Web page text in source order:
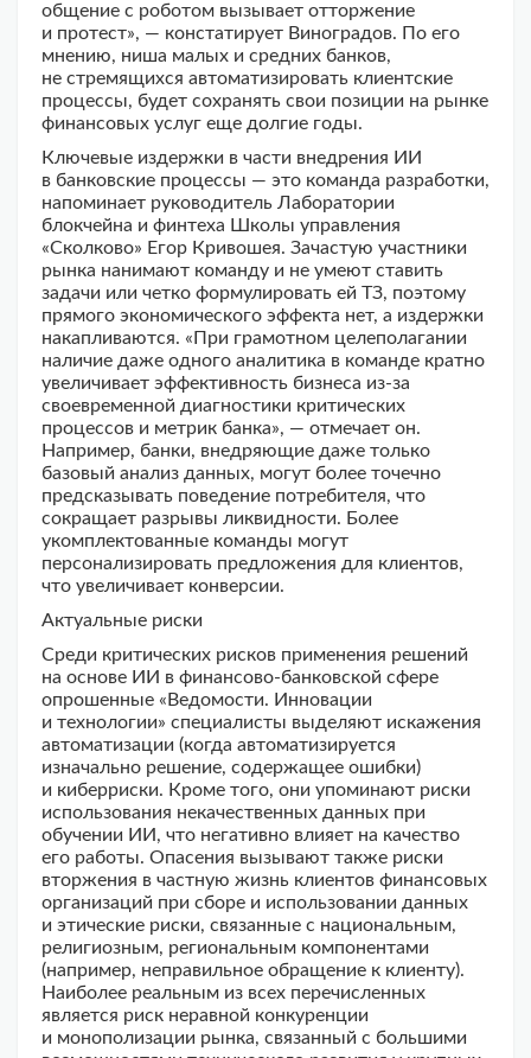
общение с роботом вызывает отторжение
и протест», — констатирует Виноградов. По его
мнению, ниша малых и средних банков,
не стремящихся автоматизировать клиентские
процессы, будет сохранять свои позиции на рынке
финансовых услуг еще долгие годы.
Ключевые издержки в части внедрения ИИ
в банковские процессы — это команда разработки,
напоминает руководитель Лаборатории
блокчейна и финтеха Школы управления
«Сколково» Егор Кривошея. Зачастую участники
рынка нанимают команду и не умеют ставить
задачи или четко формулировать ей ТЗ, поэтому
прямого экономического эффекта нет, а издержки
накапливаются. «При грамотном целеполагании
наличие даже одного аналитика в команде кратно
увеличивает эффективность бизнеса из-за
своевременной диагностики критических
процессов и метрик банка», — отмечает он.
Например, банки, внедряющие даже только
базовый анализ данных, могут более точечно
предсказывать поведение потребителя, что
сокращает разрывы ликвидности. Более
укомплектованные команды могут
персонализировать предложения для клиентов,
что увеличивает конверсии.
Актуальные риски
Среди критических рисков применения решений
на основе ИИ в финансово-банковской сфере
опрошенные «Ведомости. Инновации
и технологии» специалисты выделяют искажения
автоматизации (когда автоматизируется
изначально решение, содержащее ошибки)
и киберриски. Кроме того, они упоминают риски
использования некачественных данных при
обучении ИИ, что негативно влияет на качество
его работы. Опасения вызывают также риски
вторжения в частную жизнь клиентов финансовых
организаций при сборе и использовании данных
и этические риски, связанные с национальным,
религиозным, региональным компонентами
(например, неправильное обращение к клиенту).
Наиболее реальным из всех перечисленных
является риск неравной конкуренции
и монополизации рынка, связанный с большими